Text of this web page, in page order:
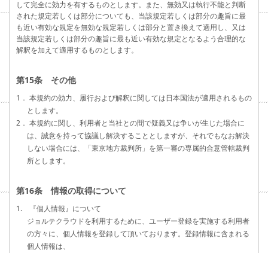
して完全に効力を有するものとします。また、無効又は執行不能と判断
された規定若しくは部分についても、当該規定若しくは部分の趣旨に最
も近い有効な規定を無効な規定若しくは部分と置き換えて適用し、又は
当該規定若しくは部分の趣旨に最も近い有効な規定となるよう合理的な
解釈を加えて適用するものとします。
第15条 その他
1． 本規約の効力、履行および解釈に関しては日本国法が適用されるもの
とします。
2． 本規約に関し、利用者と当社との間で疑義又は争いが生じた場合に
は、誠意を持って協議し解決することとしますが、それでもなお解決
しない場合には、「東京地方裁判所」を第一審の専属的合意管轄裁判
所とします。
第16条 情報の取得について
1. 『個人情報』について
ジョルテクラウドを利用するために、ユーザー登録を実施する利用者
の方々に、個人情報を登録して頂いております。登録情報に含まれる
個人情報は、